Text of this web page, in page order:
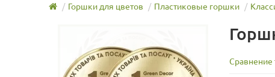
Горшки для цветов Пластиковые горшки
Сравнение